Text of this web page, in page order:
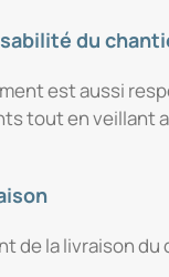
du
est aussi
tout en veillant
de la livraison du